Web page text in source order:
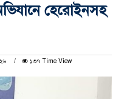
হেরোইনসহ
১৩৭ Time View